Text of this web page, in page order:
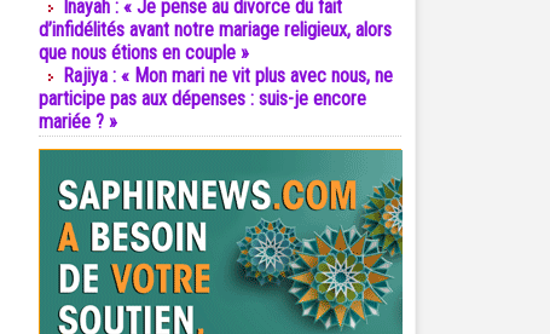
Inayah : « Je pense au divorce du fait
d’infidélités avant notre mariage religieux, alors
que nous étions en couple »
Rajiya : « Mon mari ne vit plus avec nous, ne
participe pas aux dépenses : suis-je encore
mariée ? »